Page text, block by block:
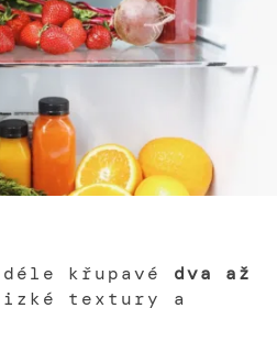
křupavé dva až
textury a